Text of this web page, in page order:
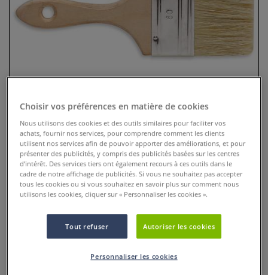
Spalter soies de porc I Love Art
0 Commentaires
Excellent rapport qualité-prix, pour l’application de vos
Choisir vos préférences en matière de cookies
Nous utilisons des cookies et des outils similaires pour faciliter vos
achats, fournir nos services, pour comprendre comment les clients
utilisent nos services afin de pouvoir apporter des améliorations, et pour
présenter des publicités, y compris des publicités basées sur les centres
d’intérêt. Des services tiers ont également recours à ces outils dans le
cadre de notre affichage de publicités. Si vous ne souhaitez pas accepter
tous les cookies ou si vous souhaitez en savoir plus sur comment nous
utilisons les cookies, cliquer sur « Personnaliser les cookies ».
Tout refuser Autoriser les cookies
Personnaliser les cookies